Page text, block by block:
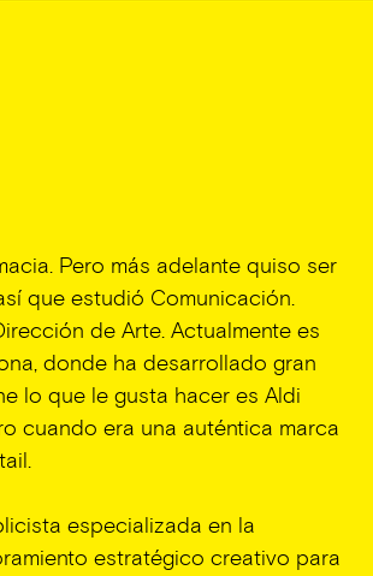
Pero más adelante quiso ser
que estudió Comunicación.
de Arte. Actualmente es
donde ha desarrollado gran
lo que le gusta hacer es Aldi
cuando era una auténtica marca
especializada en la
estratégico creativo para